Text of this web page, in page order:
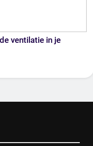
ventilatie in je